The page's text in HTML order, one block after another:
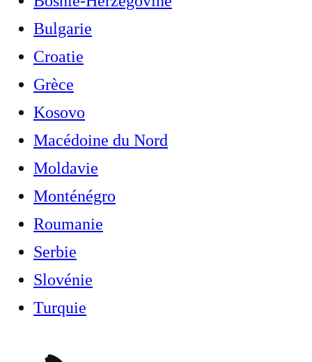
Bulgarie
Croatie
Grèce
Kosovo
Macédoine du Nord
Moldavie
Monténégro
Roumanie
Serbie
Slovénie
Turquie